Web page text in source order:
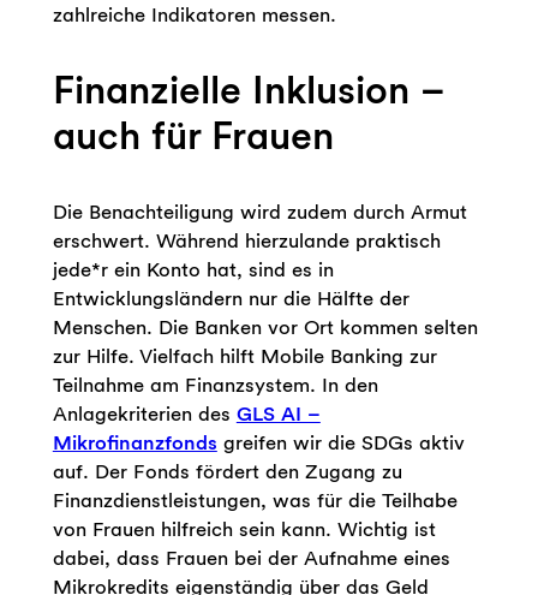
zahlreiche Indikatoren messen.
Finanzielle Inklusion –
auch für Frauen
Die Benachteiligung wird zudem durch Armut
erschwert. Während hierzulande praktisch
jede*r ein Konto hat, sind es in
Entwicklungsländern nur die Hälfte der
Menschen. Die Banken vor Ort kommen selten
zur Hilfe. Vielfach hilft Mobile Banking zur
Teilnahme am Finanzsystem. In den
Anlagekriterien des GLS AI –
Mikrofinanzfonds greifen wir die SDGs aktiv
auf. Der Fonds fördert den Zugang zu
Finanzdienstleistungen, was für die Teilhabe
von Frauen hilfreich sein kann. Wichtig ist
dabei, dass Frauen bei der Aufnahme eines
Mikrokredits eigenständig über das Geld